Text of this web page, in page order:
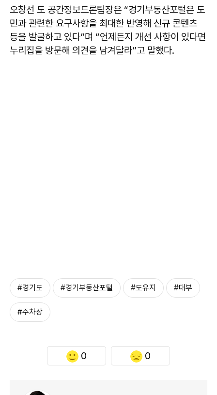
오창선 도 공간정보드론팀장은 “경기부동산포털은 도
민과 관련한 요구사항을 최대한 반영해 신규 콘텐츠
등을 발굴하고 있다”며 “언제든지 개선 사항이 있다면
누리집을 방문해 의견을 남겨달라”고 말했다.
#경기도 #경기부동산포털 #도유지 #대부
#주차장
0 0